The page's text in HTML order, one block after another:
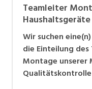
Teamleiter
Wir suchen
die Einteilung
Montage unserer